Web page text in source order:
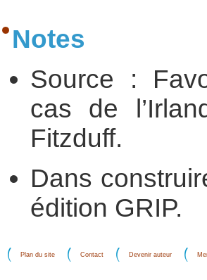
Notes
Source :
cas de
Fitzduff.
Dans
édition GRIP.
Plan du site Contact Devenir auteur